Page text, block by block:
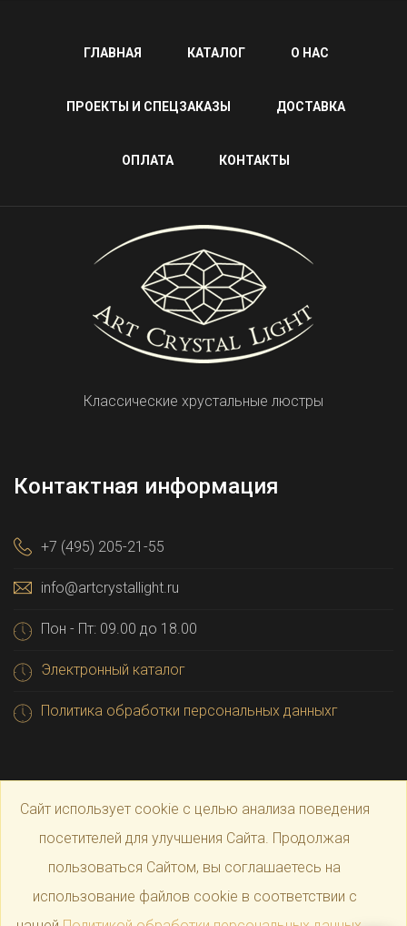
ГЛАВНАЯ КАТАЛОГ О НАС
ПРОЕКТЫ И СПЕЦЗАКАЗЫ ДОСТАВКА
ОПЛАТА КОНТАКТЫ
Классические хрустальные люстры
Контактная информация
+7 (495) 205-21-55
info@artcrystallight.ru
Пон - Пт: 09.00 до 18.00
Электронный каталог
Политика обработки персональных данныхг
Сайт использует cookie с целью анализа поведения
посетителей для улучшения Сайта. Продолжая
пользоваться Сайтом, вы соглашаетесь на
использование файлов cookie в соответствии с